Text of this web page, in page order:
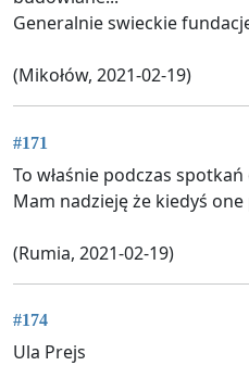
Generalnie swieckie
(Mikołów, 2021-02-19)
#171
To właśnie podczas
Mam nadzieję że kiedyś
(Rumia, 2021-02-19)
#174
Ula Prejs